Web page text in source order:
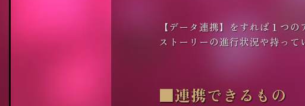
【データ連携】をすれば１つ
ストーリーの進行状況や持っ
■連携できるもの